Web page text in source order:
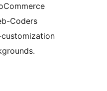
Coders